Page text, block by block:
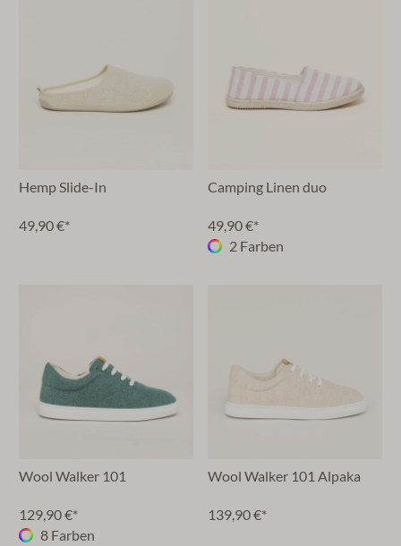
Hemp Slide-In
49,90 €*
Camping Linen duo
49,90 €*
2 Farben
Wool Walker 101
129,90 €*
8 Farben
Wool Walker 101 Alpaka
139,90 €*